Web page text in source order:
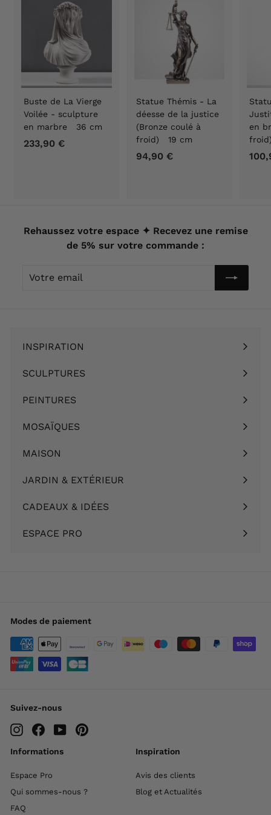
Buste de La Vierge
Voilée - sculpture
en marbre 36 cm
233,90 €
€
Statue Thémis - La
déesse de la justice
(Bronze coulé à
froid) 19 cm
94,90 €
€
en
Rehaussez votre espace ✦ Recevez une remise
de 5% sur votre commande :
Votre
INSPIRATION
Ouvrir
le
SCULPTURES
Ouvrir
le
PEINTURES
Ouvrir
le
MOSAÏQUES
Ouvrir
le
MAISON
Ouvrir
le
JARDIN & EXTÉRIEUR
Ouvrir
le
CADEAUX & IDÉES
Ouvrir
le
ESPACE PRO
Modes de paiement
Suivez-nous
InstagramFacebookYouTube
Informations
Espace Pro
Qui sommes-nous ?
FAQ
Inspiration
Avis des clients
Blog et Actualités